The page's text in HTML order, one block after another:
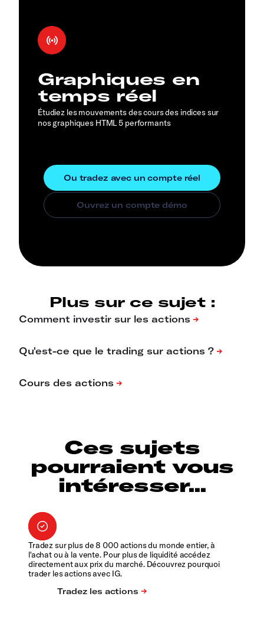
Graphiques en
temps réel
Étudiez les mouvements des cours des indices sur
nos graphiques HTML 5 performants
Plus sur ce sujet :
Ces sujets
pourraient vous
intéresser...
Tradez sur plus de 8 000 actions du monde entier, à
l'achat ou à la vente. Pour plus de liquidité accédez
directement aux prix du marché. Découvrez pourquoi
trader les actions avec IG.